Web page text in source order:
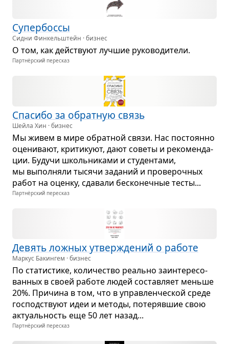
Супер­боссы
Сидни Финкельштейн · бизнес
О том, как действуют луч­шие руко­во­ди­тели.
Партнёрский пересказ
Спа­сибо за обрат­ную связь
Шейла Хин · бизнес
Мы живем в мире обрат­ной связи. Нас посто­янно
оце­ни­вают, кри­ти­куют, дают советы и реко­мен­да­
ции. Будучи школь­ни­ками и сту­ден­тами,
мы выпол­няли тысячи зада­ний и про­ве­роч­ных
работ на оценку, сда­вали бес­ко­неч­ные тесты...
Партнёрский пересказ
Девять лож­ных утвер­жде­ний о работе
Маркус Бакингем · бизнес
По ста­ти­стике, коли­че­ство реально заин­те­ре­со­
ван­ных в своей работе людей состав­ляет меньше
20%. При­чина в том, что в управ­лен­че­ской среде
гос­под­ствуют идеи и методы, поте­ряв­шие свою
акту­аль­ность еще 50 лет назад...
Партнёрский пересказ